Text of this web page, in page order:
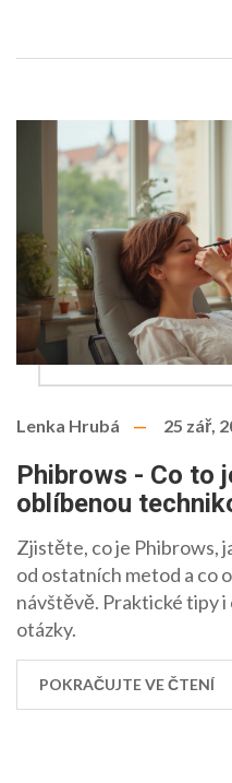
Lenka Hrubá 25 zář,
Phibrows - Co to
oblíbenou
obočí
Zjistěte, co je Phibrows,
od ostatních metod a co
návštěvě. Praktické tipy
otázky.
POKRAČUJTE VE ČTENÍ